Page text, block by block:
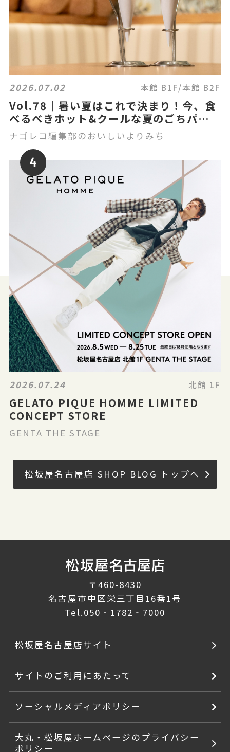
2026.07.02 本館 B1F/本館 B2F
Vol.78｜暑い夏はこれで決まり！今、食
べるべきホット&クールな夏のごちパラ
グルメ
ナゴレコ編集部のおいしいよりみち
2026.07.24 北館 1F
GELATO PIQUE HOMME LIMITED
CONCEPT STORE
GENTA THE STAGE
松坂屋名古屋店 SHOP BLOG トップへ
〒460-8430
名古屋市中区栄三丁目16番1号
Tel.050‐1782‐7000
松坂屋名古屋店サイト
サイトのご利用にあたって
ソーシャルメディアポリシー
大丸・松坂屋ホームページのプライバシー
ポリシー